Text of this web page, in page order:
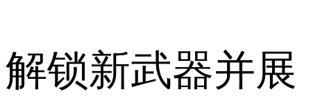
解锁新武器并展